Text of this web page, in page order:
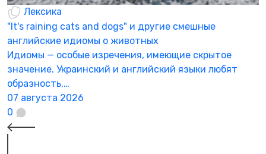
Лексика
"It's raining cats and dogs" и другие смешные
английские идиомы о животных
Идиомы — особые изречения, имеющие скрытое
значение. Украинский и английский языки любят
образность,…
07 августа 2026
0